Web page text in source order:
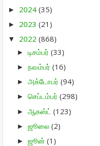
► 2024 (35)
► 2023 (21)
▼ 2022 (868)
► டிசம்பர் (33)
► நவம்பர் (16)
► அக்டோபர் (94)
► செப்டம்பர் (298)
► ஆகஸ்ட் (123)
► ஜூலை (2)
► ஜூன் (1)